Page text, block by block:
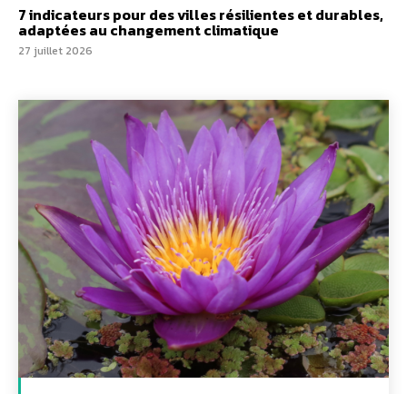
7 indicateurs pour des villes résilientes et durables,
adaptées au changement climatique
27 juillet 2026